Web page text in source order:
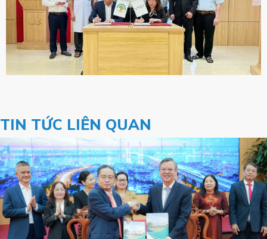
TIN TỨC LIÊN QUAN